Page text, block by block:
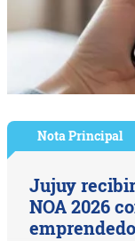
Nota Principal
Jujuy
NOA 2026